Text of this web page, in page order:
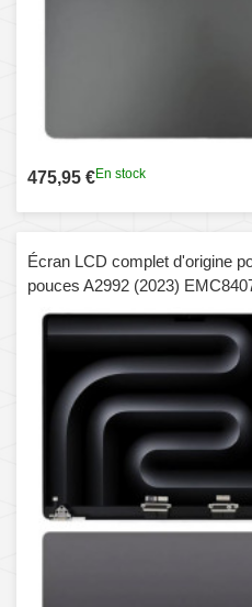
475,95 €En stock
Écran LCD complet d'origine
pouces A2992 (2023)